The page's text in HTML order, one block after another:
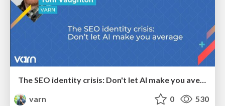
The SEO identity crisis: Don't let AI make you average
varn
0 530